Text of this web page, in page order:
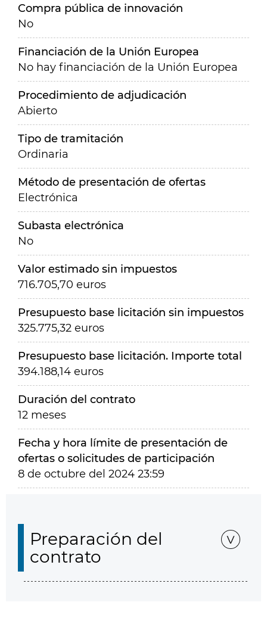
Compra pública de innovación
No
Financiación de la Unión Europea
No hay financiación de la Unión Europea
Procedimiento de adjudicación
Abierto
Tipo de tramitación
Ordinaria
Método de presentación de ofertas
Electrónica
Subasta electrónica
No
Valor estimado sin impuestos
716.705,70 euros
Presupuesto base licitación sin impuestos
325.775,32 euros
Presupuesto base licitación. Importe total
394.188,14 euros
Duración del contrato
12 meses
Fecha y hora límite de presentación de
ofertas o solicitudes de participación
8 de octubre del 2024 23:59
Preparación del
contrato